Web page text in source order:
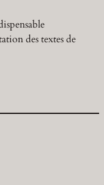
des textes de